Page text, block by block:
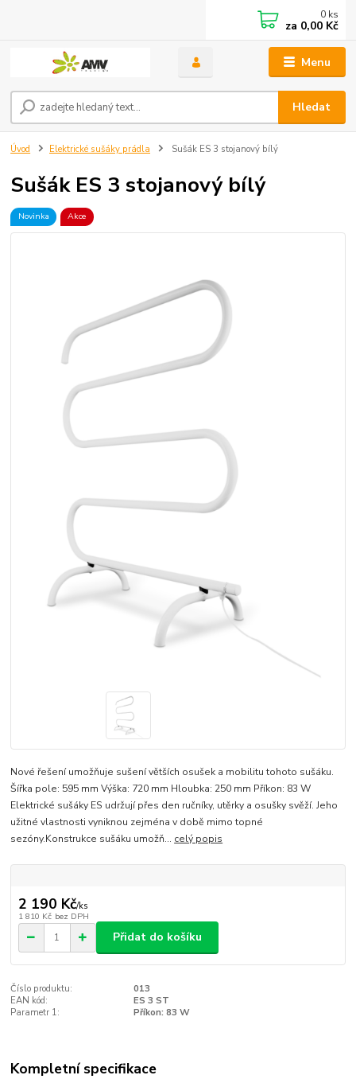
Menu
Hledat
0 ks
za 0,00 Kč
Úvod Elektrické sušáky prádla Sušák ES 3 stojanový bílý
Sušák ES 3 stojanový bílý
Novinka Akce
Nové řešení umožňuje sušení větších osušek a mobilitu tohoto sušáku.
Šířka pole: 595 mm Výška: 720 mm Hloubka: 250 mm Příkon: 83 W
Elektrické sušáky ES udržují přes den ručníky, utěrky a osušky svěží. Jeho
užitné vlastnosti vyniknou zejména v době mimo topné
sezóny.Konstrukce sušáku umožň... celý popis
2 190 Kč/ks
1 810 Kč bez DPH
Přidat do košíku
Číslo produktu:
013
EAN kód:
ES 3 ST
Parametr 1:
Příkon: 83 W
Kompletní specifikace